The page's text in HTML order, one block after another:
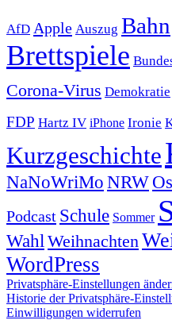
AfD Apple Auszug Bahn
Brettspiele
Corona-Virus Demokratie
FDP Hartz IV iPhone Ironie
Kurzgeschichte
NaNoWriMo NRW
Podcast Schule Sommer
Wahl Weihnachten
WordPress
Privatsphäre-Einstellungen
Historie der Privatsphäre-
Einwilligungen widerrufen